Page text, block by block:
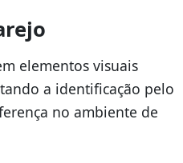
elementos visuais
a identificação pelo
no ambiente de